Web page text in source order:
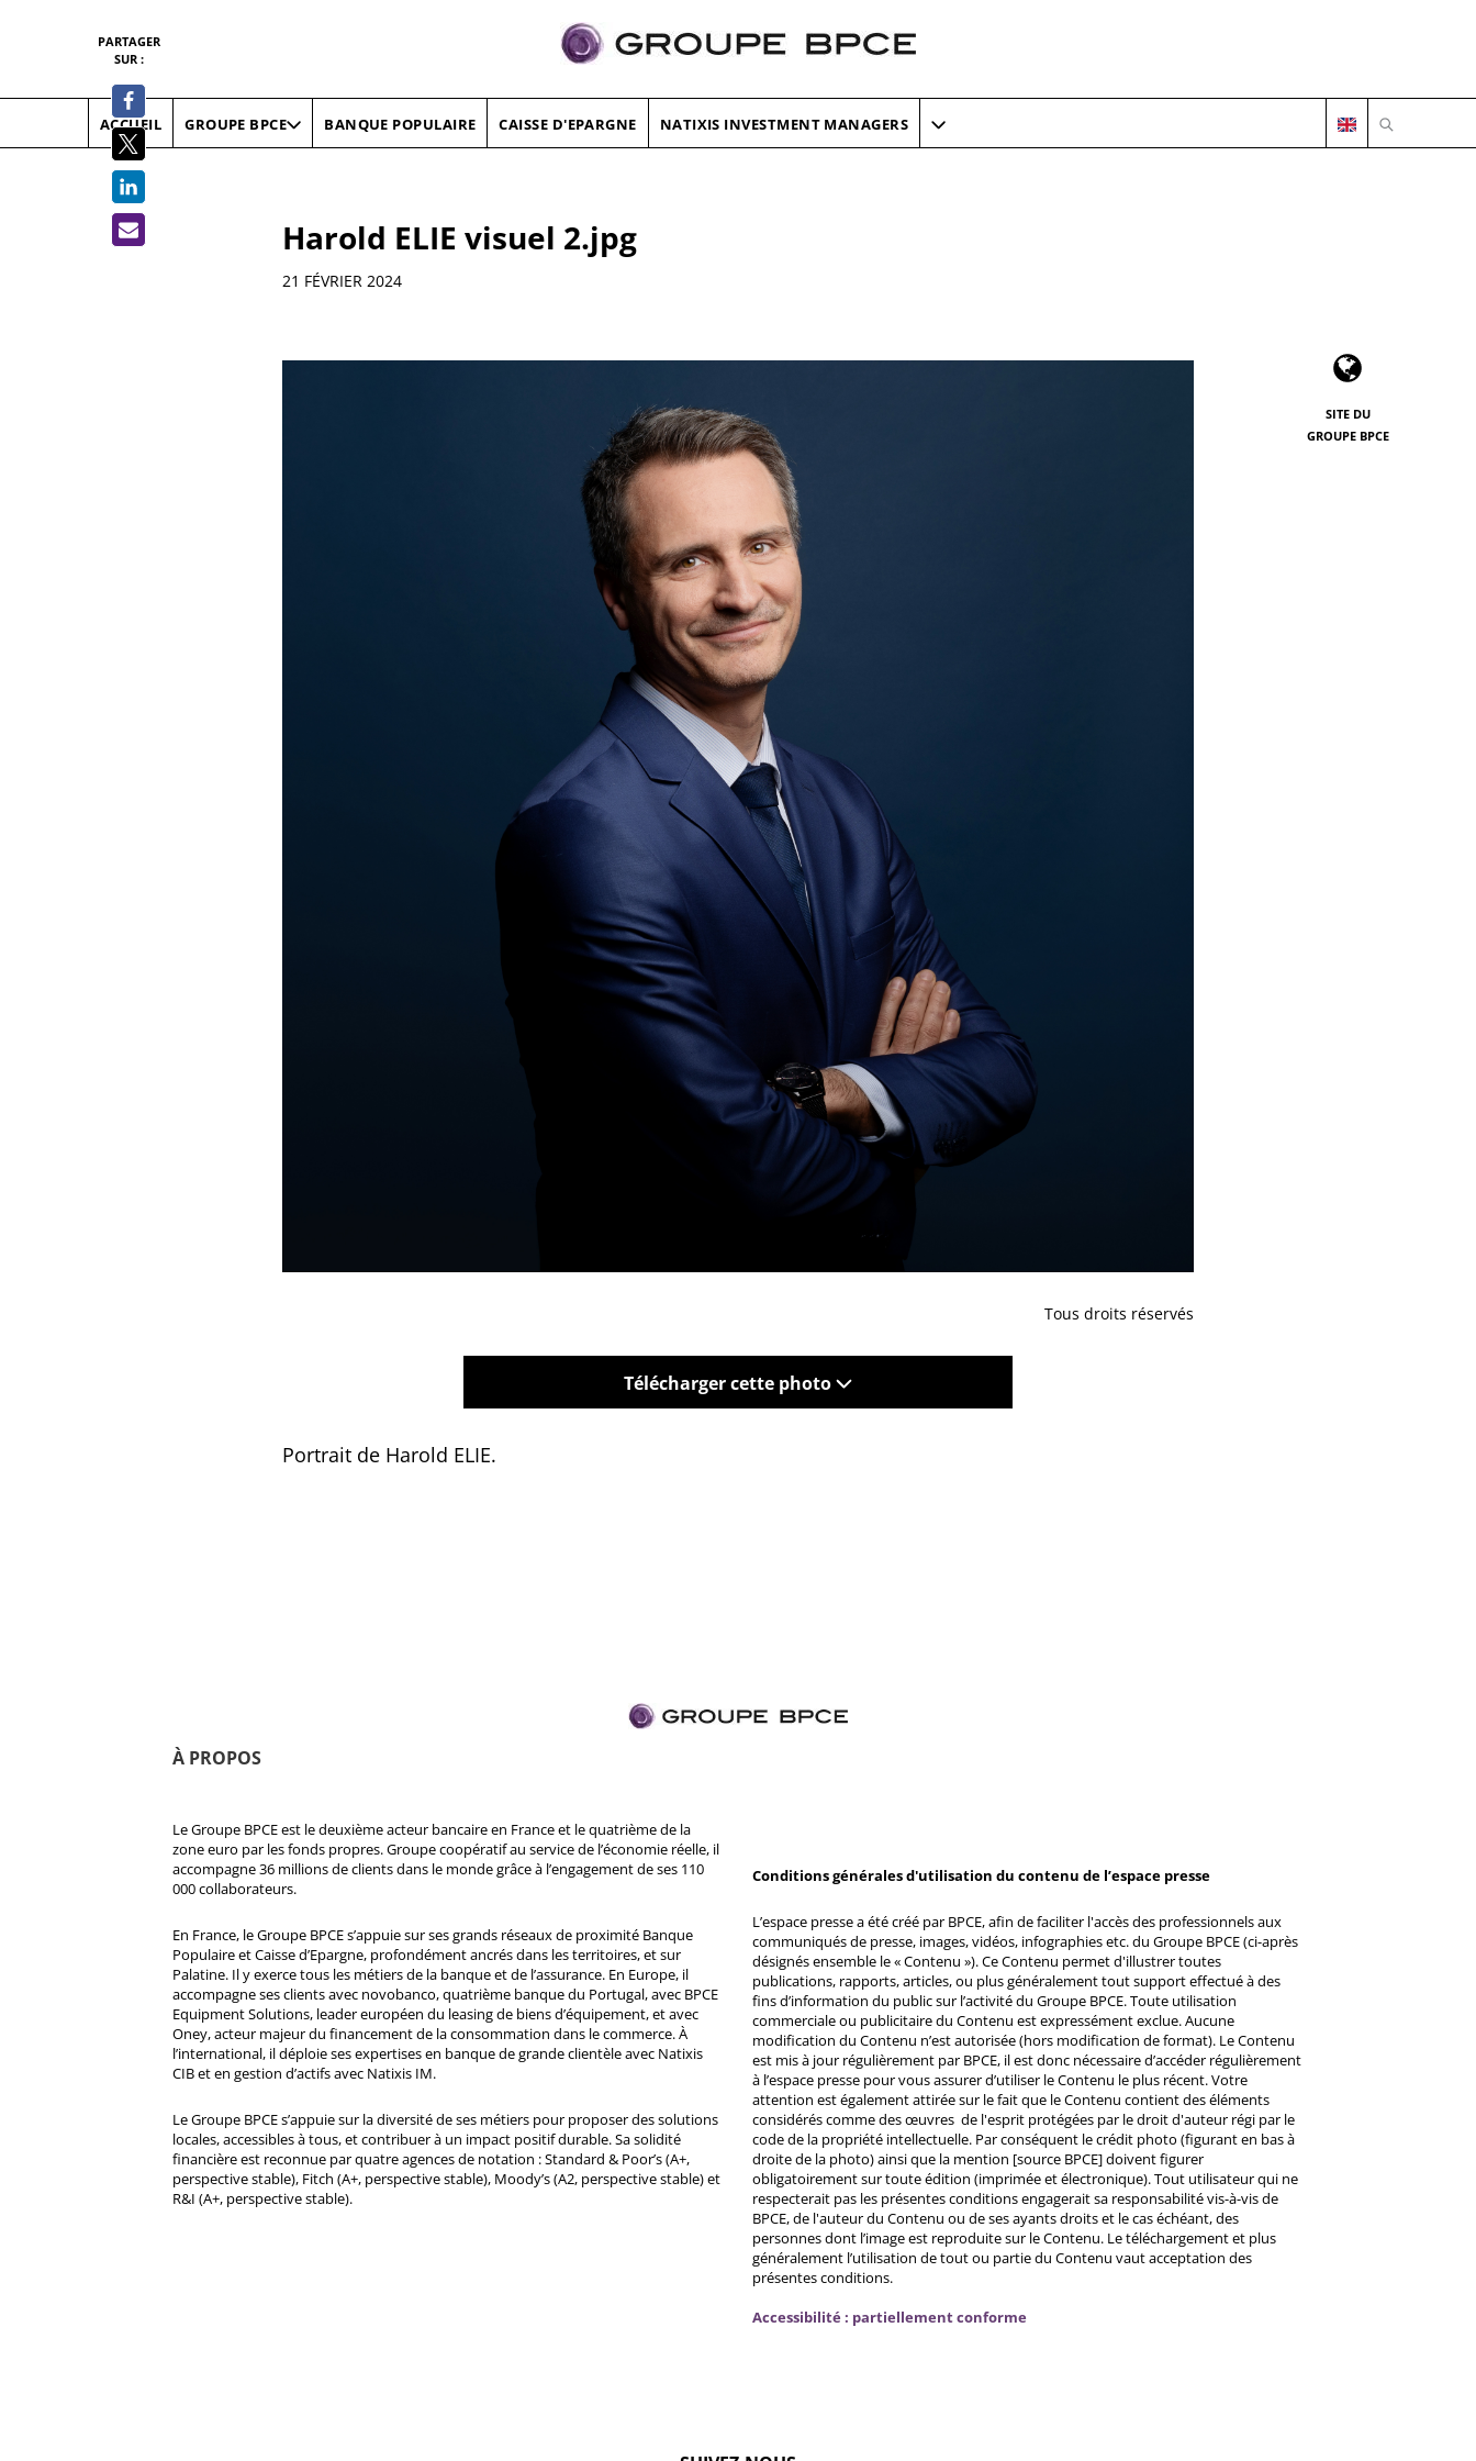
ACCUEIL GROUPE BPCE BANQUE POPULAIRE CAISSE D'EPARGNE NATIXIS INVESTMENT MANAGERS OUVRIR LA
Harold ELIE visuel 2.jpg
Informations
21 FÉVRIER 2024
PARTAGER
SUR :
SITE DU
GROUPE BPCE
Tous droits réservés
Télécharger cette photo
Portrait de Harold ELIE.
À PROPOS
Le Groupe BPCE est le deuxième acteur bancaire en France et le quatrième de la
zone euro par les fonds propres. Groupe coopératif au service de l’économie réelle, il
accompagne 36 millions de clients dans le monde grâce à l’engagement de ses 110
000 collaborateurs.
En France, le Groupe BPCE s’appuie sur ses grands réseaux de proximité Banque
Populaire et Caisse d’Epargne, profondément ancrés dans les territoires, et sur
Palatine. Il y exerce tous les métiers de la banque et de l’assurance. En Europe, il
accompagne ses clients avec novobanco, quatrième banque du Portugal, avec BPCE
Equipment Solutions, leader européen du leasing de biens d’équipement, et avec
Oney, acteur majeur du financement de la consommation dans le commerce. À
l’international, il déploie ses expertises en banque de grande clientèle avec Natixis
CIB et en gestion d’actifs avec Natixis IM.
Le Groupe BPCE s’appuie sur la diversité de ses métiers pour proposer des solutions
locales, accessibles à tous, et contribuer à un impact positif durable. Sa solidité
financière est reconnue par quatre agences de notation : Standard & Poor’s (A+,
perspective stable), Fitch (A+, perspective stable), Moody’s (A2, perspective stable) et
R&I (A+, perspective stable).
Conditions générales d'utilisation du contenu de l’espace presse
L’espace presse a été créé par BPCE, afin de faciliter l'accès des professionnels aux
communiqués de presse, images, vidéos, infographies etc. du Groupe BPCE (ci-après
désignés ensemble le « Contenu »). Ce Contenu permet d'illustrer toutes
publications, rapports, articles, ou plus généralement tout support effectué à des
fins d’information du public sur l’activité du Groupe BPCE. Toute utilisation
commerciale ou publicitaire du Contenu est expressément exclue. Aucune
modification du Contenu n’est autorisée (hors modification de format). Le Contenu
est mis à jour régulièrement par BPCE, il est donc nécessaire d’accéder régulièrement
à l’espace presse pour vous assurer d’utiliser le Contenu le plus récent. Votre
attention est également attirée sur le fait que le Contenu contient des éléments
considérés comme des œuvres de l'esprit protégées par le droit d'auteur régi par le
code de la propriété intellectuelle. Par conséquent le crédit photo (figurant en bas à
droite de la photo) ainsi que la mention [source BPCE] doivent figurer
obligatoirement sur toute édition (imprimée et électronique). Tout utilisateur qui ne
respecterait pas les présentes conditions engagerait sa responsabilité vis-à-vis de
BPCE, de l'auteur du Contenu ou de ses ayants droits et le cas échéant, des
personnes dont l’image est reproduite sur le Contenu. Le téléchargement et plus
généralement l’utilisation de tout ou partie du Contenu vaut acceptation des
présentes conditions.
Accessibilité : partiellement conforme